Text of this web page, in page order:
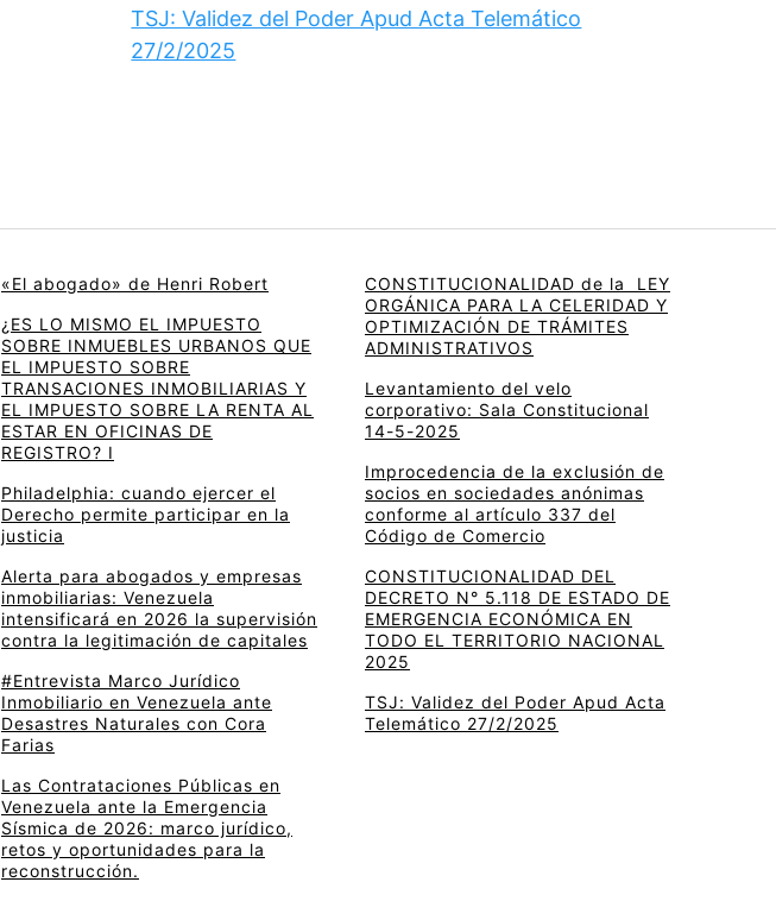
TSJ: Validez del Poder Apud Acta Telemático
27/2/2025
«El abogado» de Henri Robert
¿ES LO MISMO EL IMPUESTO
SOBRE INMUEBLES URBANOS QUE
EL IMPUESTO SOBRE
TRANSACIONES INMOBILIARIAS Y
EL IMPUESTO SOBRE LA RENTA AL
ESTAR EN OFICINAS DE
REGISTRO? I
Philadelphia: cuando ejercer el
Derecho permite participar en la
justicia
Alerta para abogados y empresas
inmobiliarias: Venezuela
intensificará en 2026 la supervisión
contra la legitimación de capitales
#Entrevista Marco Jurídico
Inmobiliario en Venezuela ante
Desastres Naturales con Cora
Farias
Las Contrataciones Públicas en
Venezuela ante la Emergencia
Sísmica de 2026: marco jurídico,
retos y oportunidades para la
reconstrucción.
CONSTITUCIONALIDAD de la LEY
ORGÁNICA PARA LA CELERIDAD Y
OPTIMIZACIÓN DE TRÁMITES
ADMINISTRATIVOS
Levantamiento del velo
corporativo: Sala Constitucional
14-5-2025
Improcedencia de la exclusión de
socios en sociedades anónimas
conforme al artículo 337 del
Código de Comercio
CONSTITUCIONALIDAD DEL
DECRETO N° 5.118 DE ESTADO DE
EMERGENCIA ECONÓMICA EN
TODO EL TERRITORIO NACIONAL
2025
TSJ: Validez del Poder Apud Acta
Telemático 27/2/2025